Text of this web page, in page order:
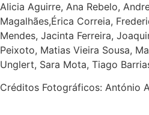
Alicia Aguirre, Ana Rebelo,
Magalhães,Érica Correia,
Mendes, Jacinta Ferreira,
Peixoto, Matias Vieira Sousa,
Unglert, Sara Mota, Tiago
Créditos Fotográficos: António